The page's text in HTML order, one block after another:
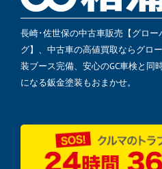
長崎･佐世保の中古車販売【グロ
グ】、中古車の高値買取ならグロ
装ブース完備、安心のGC車検と同
になる鈑金塗装もおまかせ。